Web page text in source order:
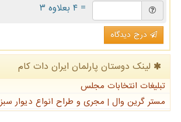
= ۴ بعلاوه ۳
درج دیدگاه
لینک دوستان پارلمان ایران دات كام
تبلیغات انتخابات مجلس
مستر گرین وال | مجری و طراح انواع دیوار سبز